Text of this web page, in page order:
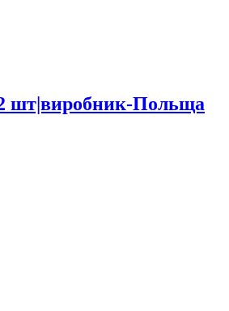
шт|виробник-Польща